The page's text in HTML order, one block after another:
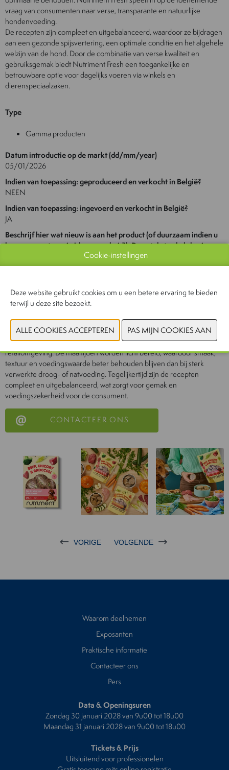
vraag van consumenten naar verse, transparante en natuurlijke
hondenvoeding.
De recepten zijn compleet en uitgebalanceerd, waardoor ze bijdragen
aan een gezonde spijsvertering, een optimale conditie en het algehele
welzijn van de hond. Door de combinatie van verse kwaliteit en
gebruiksgemak biedt Nutriment Fresh een toegankelijke en
betrouwbare optie voor dagelijks voeren via winkels en
dierenspeciaalzaken.
Type
Gamma producten
Datum introductie op de markt (dd/mm/year)
05/01/2026
Indien van toepassing: geproduceerd en verkocht in België?
NEEN
Indien van toepassing: ingevoerd en verkocht in België?
JA
Beschrijf hier wat nieuw is aan het product (of duurzaam indien u
koos voor categorie 'duurzaamheid'). Deze tekst zal als basis voor
de jury en de pers gebruikt worden (lengte textarea: tussen 200
en 850 tekens incl. spaties)
hondenmaaltijden naar het retailkanaal en maakt deze voedingsvorm
toegankelijk voor een breed publiek. Waar verse maaltijden voorheen
vooral via abonnementen en directe levering verkrijgbaar waren, biedt
Nutriment Fresh consumenten de mogelijkheid om verse
hondenvoeding eenvoudig in de winkel te kopen. Daarmee slaat het
product een brug tussen premium versconcepten en de traditionele
retailomgeving. De maaltijden worden licht bereid, waardoor smaak,
textuur en voedingswaarde beter behouden blijven dan bij sterk
verwerkte droog- of natvoeding. Tegelijkertijd zijn de recepten
compleet en uitgebalanceerd, wat zorgt voor gemak en
voedingszekerheid voor de consument.
CONTACTEER ONS
VORIGE VOLGENDE
Waarom deelnemen
Exposanten
Praktische informatie
Contacteer ons
Pers
Data & Openingsuren
Zondag 30 januari 2028 van 9u00 tot 18u00
Maandag 31 januari 2028 van 9u00 tot 18u00
Tickets & Prijs
Uitsluitend voor professionelen
Cookie-instellingen
Deze website gebruikt cookies om u een betere ervaring te bieden
terwijl u deze site bezoekt.